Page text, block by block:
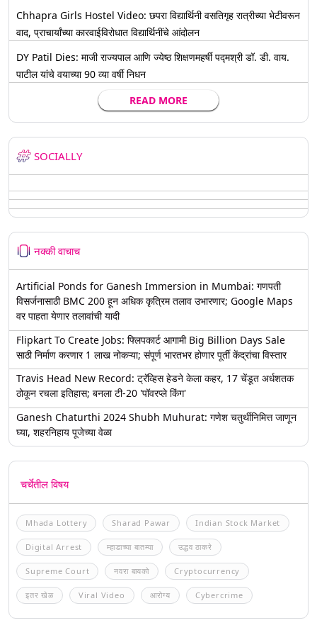
Chhapra Girls Hostel Video: छपरा विद्यार्थिनी वसतिगृह रात्रीच्या भेटीवरून
वाद, प्राचार्यांच्या कारवाईविरोधात विद्यार्थिनींचे आंदोलन
DY Patil Dies: माजी राज्यपाल आणि ज्येष्ठ शिक्षणमहर्षी पद्मश्री डॉ. डी. वाय.
पाटील यांचे वयाच्या 90 व्या वर्षी निधन
READ MORE
SOCIALLY
नक्की वाचाच
Artificial Ponds for Ganesh Immersion in Mumbai: गणपती
विसर्जनासाठी BMC 200 हून अधिक कृत्रिम तलाव उभारणार; Google Maps
वर पाहता येणार तलावांची यादी
Flipkart To Create Jobs: फ्लिपकार्ट आगामी Big Billion Days Sale
साठी निर्माण करणार 1 लाख नोकऱ्या; संपूर्ण भारतभर होणार पूर्ती केंद्रांचा विस्तार
Travis Head New Record: ट्रॅव्हिस हेडने केला कहर, 17 चेंडूत अर्धशतक
ठोकून रचला इतिहास; बनला टी-20 'पॉवरप्ले किंग'
Ganesh Chaturthi 2024 Shubh Muhurat: गणेश चतुर्थीनिमित्त जाणून
घ्या, शहरनिहाय पूजेच्या वेळा
चर्चेतील विषय
Mhada Lottery Sharad Pawar Indian Stock Market
Digital Arrest म्हाडाच्या बातम्या उद्धव ठाकरे
Supreme Court नवरा बायको Cryptocurrency
इतर खेळ Viral Video आरोग्य Cybercrime